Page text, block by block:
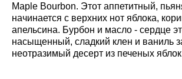
Maple Bourbon. Этот аппетитный,
начинается с верхних нот яблока,
апельсина. Бурбон и масло - сердце
насыщенный, сладкий клен и ваниль
неотразимый десерт из печеных